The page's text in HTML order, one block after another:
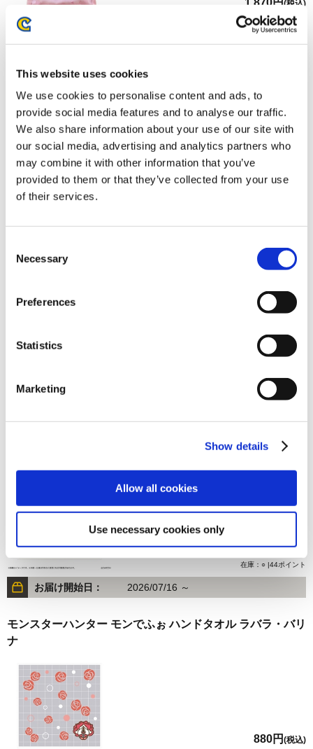
This website uses cookies
We use cookies to personalise content and ads, to
provide social media features and to analyse our traffic.
We also share information about your use of our site with
our social media, advertising and analytics partners who
may combine it with other information that you’ve
provided to them or that they’ve collected from your use
of their services.
Selection
Necessary
Preferences
Statistics
Marketing
Show details
Allow all cookies
Use necessary cookies only
1,870円(税込)
在庫：△ |93ポイント
モンスターハンター モンでふぉ メッシュ巾着ポーチ ラギア
クルス
お届け開始日： 2026/07/16 ～
モンスターハンター モンでふぉ ハンドタオル アルシュベル
880円(税込)
在庫：○ |44ポイント
モンスターハンター モンでふぉ ハンドタオル レ・ダウ
880円
在庫：○ |44ポイント
お届け開始日： 2026/07/16 ～
モンスターハンター モンでふぉ ハンドタオル ラバラ・バリ
ナ
880円 (税込)